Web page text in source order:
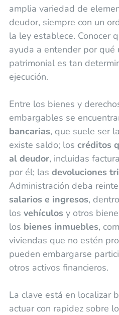
amplia variedad de
deudor, siempre con un
la ley establece. Conocer
ayuda a entender por qué
patrimonial es tan
ejecución.
Entre los bienes y
embargables se
bancarias, que suele ser
existe saldo; los créditos
al deudor, incluidas
por él; las devoluciones
Administración deba
salarios e ingresos,
los vehículos y otros
los bienes inmuebles,
viviendas que no estén
pueden embargarse
otros activos financieros.
La clave está en localizar
actuar con rapidez sobre